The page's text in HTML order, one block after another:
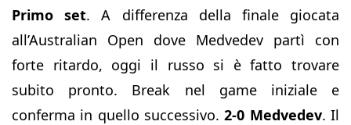
Primo set. A differenza della finale giocata
all’Australian Open dove Medvedev partì con
forte ritardo, oggi il russo si è fatto trovare
subito pronto. Break nel game iniziale e
conferma in quello successivo.2-0 Medvedev. Il